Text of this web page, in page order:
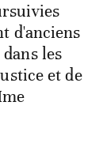
d'anciens
les
et de